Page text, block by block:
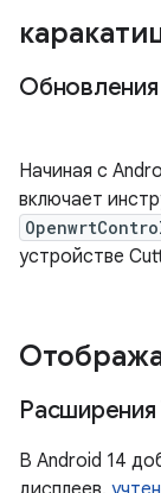
Начиная с
включает
устройстве
В Android 14